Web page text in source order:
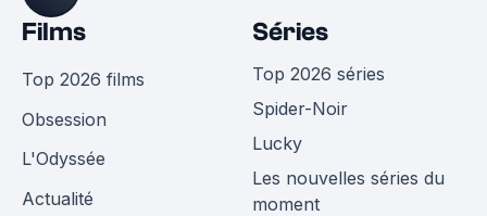
Films
Top 2026 films
Obsession
L'Odyssée
Actualité
Séries
Top 2026 séries
Spider-Noir
Lucky
Les nouvelles séries du
moment